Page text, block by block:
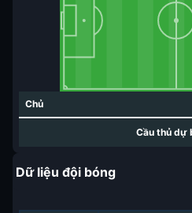
Chủ
Cầu thủ dự
Dữ liệu đội bóng